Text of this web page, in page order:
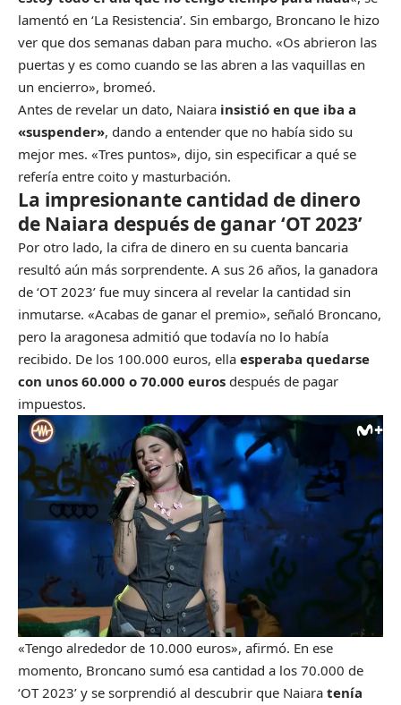
lamentó en ‘La Resistencia’. Sin embargo, Broncano le hizo
ver que dos semanas daban para mucho. «Os abrieron las
puertas y es como cuando se las abren a las vaquillas en
un encierro», bromeó.
Antes de revelar un dato, Naiara insistió en que iba a
«suspender», dando a entender que no había sido su
mejor mes. «Tres puntos», dijo, sin especificar a qué se
refería entre coito y masturbación.
La impresionante cantidad de dinero
de Naiara después de ganar ‘OT 2023’
Por otro lado, la cifra de dinero en su cuenta bancaria
resultó aún más sorprendente. A sus 26 años, la ganadora
de ‘OT 2023’ fue muy sincera al revelar la cantidad sin
inmutarse. «Acabas de ganar el premio», señaló Broncano,
pero la aragonesa admitió que todavía no lo había
recibido. De los 100.000 euros, ella esperaba quedarse
con unos 60.000 o 70.000 euros después de pagar
impuestos.
«Tengo alrededor de 10.000 euros», afirmó. En ese
momento, Broncano sumó esa cantidad a los 70.000 de
‘OT 2023’ y se sorprendió al descubrir que Naiara tenía